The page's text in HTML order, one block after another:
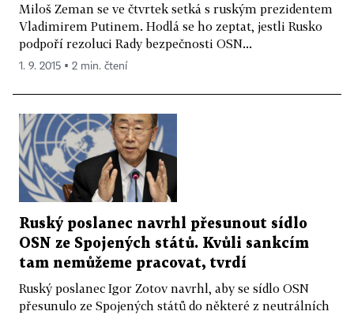
Miloš Zeman se ve čtvrtek setká s ruským prezidentem
Vladimirem Putinem. Hodlá se ho zeptat, jestli Rusko
podpoří rezoluci Rady bezpečnosti OSN...
1. 9. 2015 ▪ 2 min. čtení
Ruský poslanec navrhl přesunout sídlo
OSN ze Spojených států. Kvůli sankcím
tam nemůžeme pracovat, tvrdí
Ruský poslanec Igor Zotov navrhl, aby se sídlo OSN
přesunulo ze Spojených států do některé z neutrálních